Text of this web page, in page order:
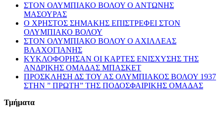
ΣΤΟΝ ΟΛΥΜΠΙΑΚΟ ΒΟΛΟΥ Ο ΑΝΤΩΝΗΣ
ΜΑΣΟΥΡΑΣ
Ο ΧΡΗΣΤΟΣ ΣΗΜΑΚΗΣ ΕΠΙΣΤΡΕΦΕΙ ΣΤΟΝ
ΟΛΥΜΠΙΑΚΟ ΒΟΛΟΥ
ΣΤΟΝ ΟΛΥΜΠΙΑΚΟ ΒΟΛΟΥ Ο ΑΧΙΛΛΕΑΣ
ΒΛΑΧΟΓΙΑΝΗΣ
ΚΥΚΛΟΦΟΡΗΣΑΝ ΟΙ ΚΑΡΤΕΣ ΕΝΙΣΧΥΣΗΣ ΤΗΣ
ΑΝΔΡΙΚΗΣ ΟΜΑΔΑΣ ΜΠΑΣΚΕΤ
ΠΡΟΣΚΛΗΣΗ ΔΣ ΤΟΥ ΑΣ ΟΛΥΜΠΙΑΚΟΣ ΒΟΛΟΥ 1937
ΣΤΗΝ ” ΠΡΩΤΗ” ΤΗΣ ΠΟΔΟΣΦΑΙΡΙΚΗΣ ΟΜΑΔΑΣ
Τμήματα